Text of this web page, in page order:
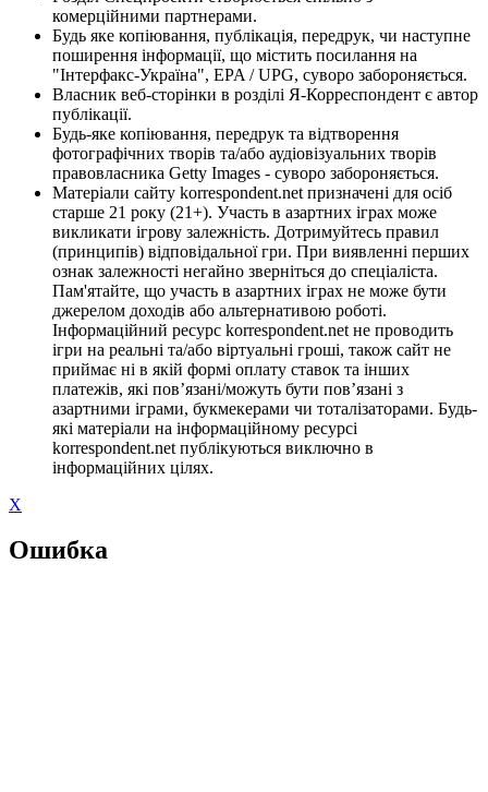
комерційними партнерами.
Будь яке копіювання, публікація, передрук, чи наступне
поширення інформації, що містить посилання на
"Інтерфакс-Україна", EPA / UPG, суворо забороняється.
Власник веб-сторінки в розділі Я-Корреспондент є автор
публікації.
Будь-яке копіювання, передрук та відтворення
фотографічних творів та/або аудіовізуальних творів
правовласника Getty Images - суворо забороняється.
Матеріали сайту korrespondent.net призначені для осіб
старше 21 року (21+). Участь в азартних іграх може
викликати ігрову залежність. Дотримуйтесь правил
(принципів) відповідальної гри. При виявленні перших
ознак залежності негайно зверніться до спеціаліста.
Пам'ятайте, що участь в азартних іграх не може бути
джерелом доходів або альтернативою роботі.
Інформаційний ресурс korrespondent.net не проводить
ігри на реальні та/або віртуальні гроші, також сайт не
приймає ні в якій формі оплату ставок та інших
платежів, які пов’язані/можуть бути пов’язані з
азартними іграми, букмекерами чи тоталізаторами. Будь-
які матеріали на інформаційному ресурсі
korrespondent.net публікуються виключно в
інформаційних цілях.
X
Ошибка